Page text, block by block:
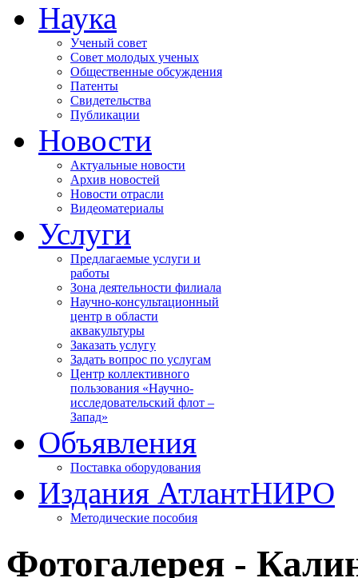
Наука
Ученый совет
Совет молодых ученых
Общественные обсуждения
Патенты
Свидетельства
Публикации
Новости
Актуальные новости
Архив новостей
Новости отрасли
Видеоматериалы
Услуги
Предлагаемые услуги и
работы
Зона деятельности филиала
Научно-консультационный
центр в области
аквакультуры
Заказать услугу
Задать вопрос по услугам
Центр коллективного
пользования «Научно-
исследовательский флот –
Запад»
Объявления
Поставка оборудования
Издания АтлантНИРО
Методические пособия
Фотогалерея -